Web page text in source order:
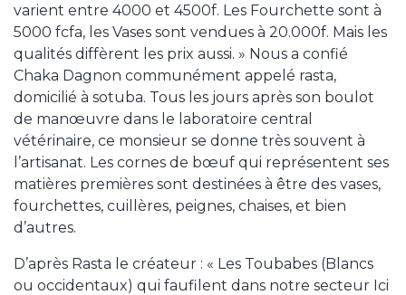
varient entre 4000 et 4500f. Les Fourchette sont à
5000 fcfa, les Vases sont vendues à 20.000f. Mais les
qualités diffèrent les prix aussi. » Nous a confié
Chaka Dagnon communément appelé rasta,
domicilié à sotuba. Tous les jours après son boulot
de manœuvre dans le laboratoire central
vétérinaire, ce monsieur se donne très souvent à
l’artisanat. Les cornes de bœuf qui représentent ses
matières premières sont destinées à être des vases,
fourchettes, cuillères, peignes, chaises, et bien
d’autres.
D’après Rasta le créateur : « Les Toubabes (Blancs
ou occidentaux) qui faufilent dans notre secteur Ici